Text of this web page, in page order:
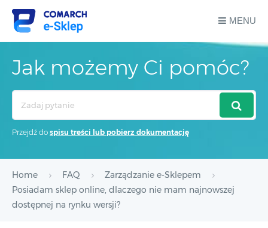
MENU
Jak możemy Ci pomóc?
Przejdź do spisu treści lub pobierz dokumentację
Home FAQ
Zarządzanie e-Sklepem
Posiadam sklep online, dlaczego nie mam najnowszej
dostępnej na rynku wersji?